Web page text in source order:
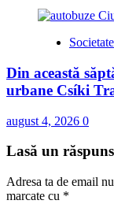
Societate
Din această
urbane Csíki
august 4, 2026 0
Lasă un răspuns
Adresa ta de email
marcate cu *